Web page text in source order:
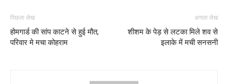
पिछला लेख
होमगार्ड की सांप काटने से हुई मौत,
परिवार मे मचा कोहराम
अगला लेख
शीशम के पेड़ से लटका मिले शव से
इलाके में मची सनसनी